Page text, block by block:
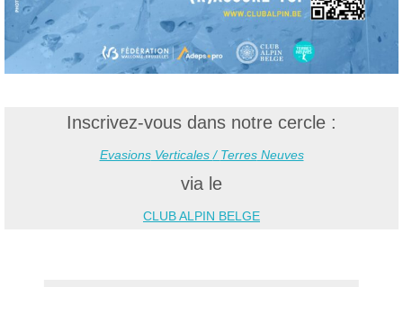
Inscrivez-vous dans notre cercle :
EvasionsVerticales / TerresNeuves
via le
CLUB ALPIN BELGE